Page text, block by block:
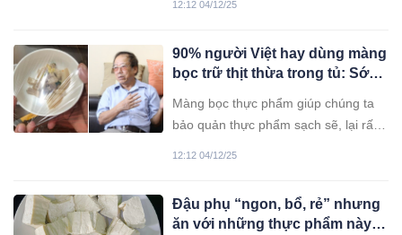
12:12 04/12/25
90% người Việt hay dùng màng
bọc trữ thịt thừa trong tủ: Sớm
Màng bọc thực phẩm giúp chúng ta
bảo quản thực phẩm sạch sẽ, lại rất
12:12 04/12/25
Đậu phụ “ngon, bổ, rẻ” nhưng
ăn với những thực phẩm này